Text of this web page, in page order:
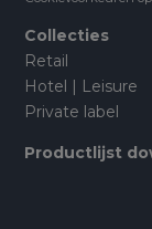
Collecties
Retail
Hotel | Leisure
Private label
Productlijst